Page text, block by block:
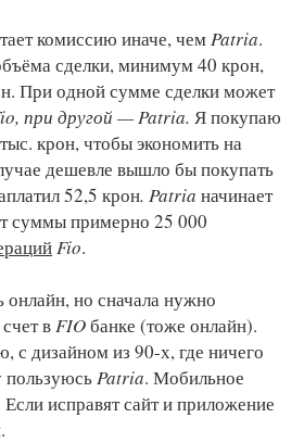
комиссию иначе, чемPatria.
сделки, минимум 40 крон,
При одной сумме сделки может
при другой — Patria. Я покупаю
крон, чтобы экономить на
дешевле вышло бы покупать
52,5 крон. Patria начинает
суммы примерно 25 000
Fio.
но сначала нужно
вFIOбанке (тоже онлайн).
с дизайном из 90-х, где ничего
пользуюсьPatria. Мобильное
исправят сайт и приложение